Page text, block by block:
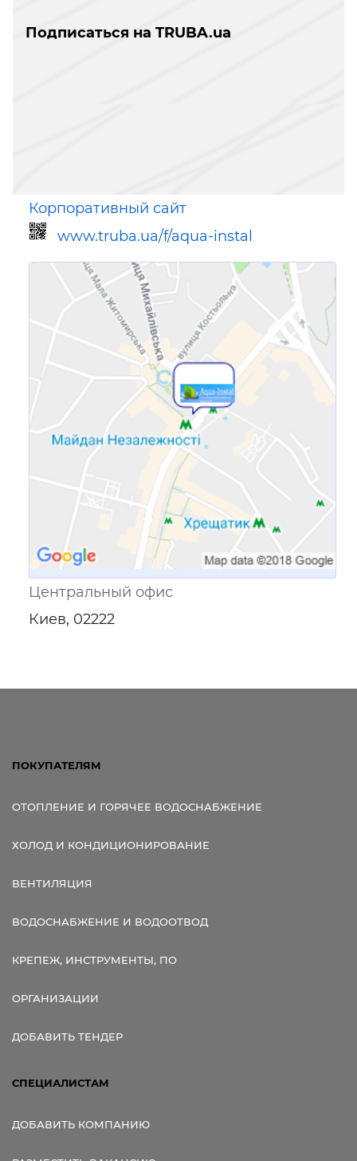
Подписаться на TRUBA.ua
Корпоративный сайт
www.truba.ua/f/aqua-instal
Ссылка для мобильных устройств
Центральный офис
Киев, 02222
ПОКУПАТЕЛЯМ
ОТОПЛЕНИЕ И ГОРЯЧЕЕ ВОДОСНАБЖЕНИЕ
ХОЛОД И КОНДИЦИОНИРОВАНИЕ
ВЕНТИЛЯЦИЯ
ВОДОСНАБЖЕНИЕ И ВОДООТВОД
КРЕПЕЖ, ИНСТРУМЕНТЫ, ПО
ОРГАНИЗАЦИИ
ДОБАВИТЬ ТЕНДЕР
СПЕЦИАЛИСТАМ
ДОБАВИТЬ КОМПАНИЮ